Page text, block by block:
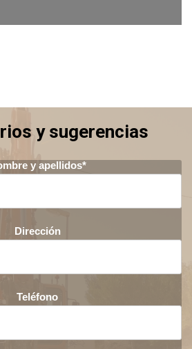
y sugerencias
y apellidos*
Dirección
Teléfono